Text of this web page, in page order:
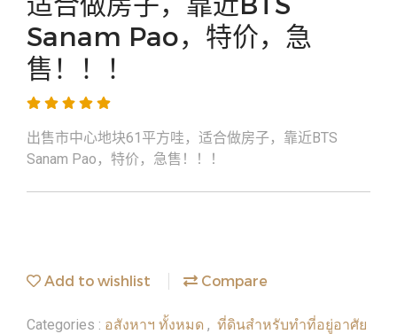
Sanam Pao，特价，急
售！！！
出售市中心地块61平方哇，适合做房子，靠近BTS
Sanam Pao，特价，急售！！！
Add to wishlist Compare
Categories : อสังหาฯ ทั้งหมด , ที่ดินสำหรับทำที่อยู่อาศัย